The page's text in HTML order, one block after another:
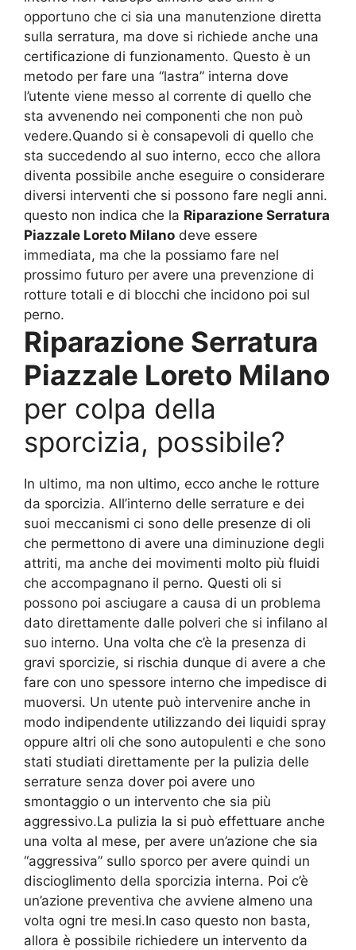
opportuno che ci sia una manutenzione diretta
sulla serratura, ma dove si richiede anche una
certificazione di funzionamento. Questo è un
metodo per fare una “lastra” interna dove
l’utente viene messo al corrente di quello che
sta avvenendo nei componenti che non può
vedere.Quando si è consapevoli di quello che
sta succedendo al suo interno, ecco che allora
diventa possibile anche eseguire o considerare
diversi interventi che si possono fare negli anni.
questo non indica che la Riparazione Serratura
Piazzale Loreto Milano deve essere
immediata, ma che la possiamo fare nel
prossimo futuro per avere una prevenzione di
rotture totali e di blocchi che incidono poi sul
perno.
Riparazione Serratura
Piazzale Loreto Milano
per colpa della
sporcizia, possibile?
In ultimo, ma non ultimo, ecco anche le rotture
da sporcizia. All’interno delle serrature e dei
suoi meccanismi ci sono delle presenze di oli
che permettono di avere una diminuzione degli
attriti, ma anche dei movimenti molto più fluidi
che accompagnano il perno. Questi oli si
possono poi asciugare a causa di un problema
dato direttamente dalle polveri che si infilano al
suo interno. Una volta che c’è la presenza di
gravi sporcizie, si rischia dunque di avere a che
fare con uno spessore interno che impedisce di
muoversi. Un utente può intervenire anche in
modo indipendente utilizzando dei liquidi spray
oppure altri oli che sono autopulenti e che sono
stati studiati direttamente per la pulizia delle
serrature senza dover poi avere uno
smontaggio o un intervento che sia più
aggressivo.La pulizia la si può effettuare anche
una volta al mese, per avere un’azione che sia
“aggressiva” sullo sporco per avere quindi un
discioglimento della sporcizia interna. Poi c’è
un’azione preventiva che avviene almeno una
volta ogni tre mesi.In caso questo non basta,
allora è possibile richiedere un intervento da